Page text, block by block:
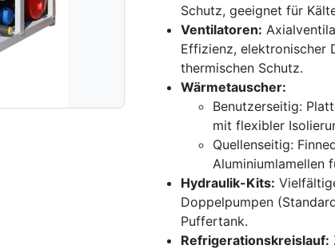
Schutz, geeignet für
Ventilatoren:
Effizienz, elektronischer
thermischen Schutz.
Wärmetauscher:
Benutzerseitig:
mit flexibler
Quellenseitig:
Aluminiumlamellen
Hydraulik-Kits:
Doppelpumpen
Puffertank.
Refrigerationskreislauf: